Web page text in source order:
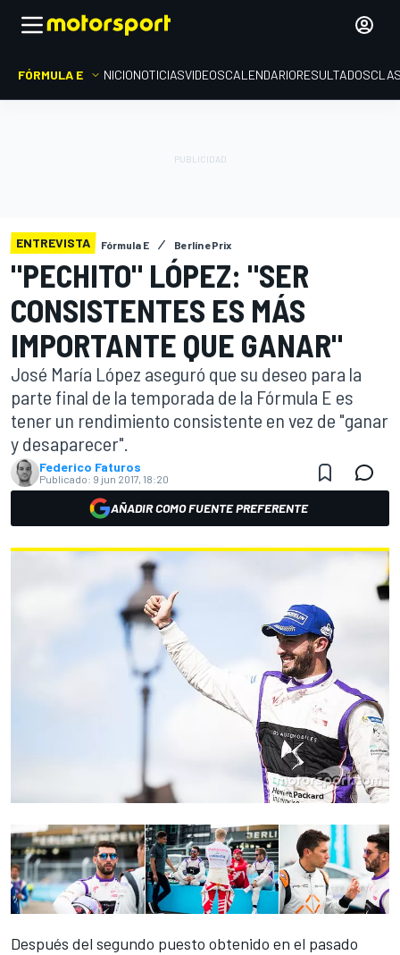
FÓRMULA E INICIONOTICIASVIDEOSCALENDARIORESULTADOS
ENTREVISTA Fórmula E Berlín ePrix
"PECHITO" LÓPEZ: "SER
CONSISTENTES ES MÁS
IMPORTANTE QUE GANAR"
José María López aseguró que su deseo para la
parte final de la temporada de la Fórmula E es
tener un rendimiento consistente en vez de "ganar
y desaparecer".
Federico Faturos
Publicado: 9 jun 2017, 18:20
AÑADIR COMO FUENTE PREFERENTE
Después del segundo puesto obtenido en el pasado